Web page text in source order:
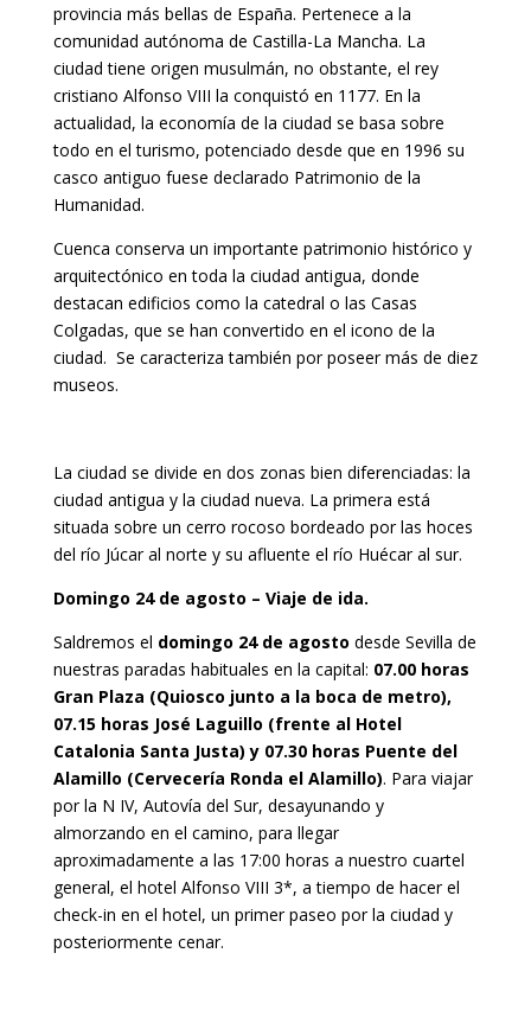
provincia más bellas de España. Pertenece a la
comunidad autónoma de Castilla-La Mancha. La
ciudad tiene origen musulmán, no obstante, el rey
cristiano Alfonso VIII la conquistó en 1177. En la
actualidad, la economía de la ciudad se basa sobre
todo en el turismo, potenciado desde que en 1996 su
casco antiguo fuese declarado Patrimonio de la
Humanidad.
Cuenca conserva un importante patrimonio histórico y
arquitectónico en toda la ciudad antigua, donde
destacan edificios como la catedral o las Casas
Colgadas, que se han convertido en el icono de la
ciudad. ​ Se caracteriza también por poseer más de diez
museos.
La ciudad se divide en dos zonas bien diferenciadas: la
ciudad antigua y la ciudad nueva. La primera está
situada sobre un cerro rocoso bordeado por las hoces
del río Júcar al norte y su afluente el río Huécar al sur.
Domingo 24 de agosto – Viaje de ida.
Saldremos el domingo 24 de agosto desde Sevilla de
nuestras paradas habituales en la capital: 07.00 horas
Gran Plaza (Quiosco junto a la boca de metro),
07.15 horas José Laguillo (frente al Hotel
Catalonia Santa Justa) y 07.30 horas Puente del
Alamillo (Cervecería Ronda el Alamillo). Para viajar
por la N IV, Autovía del Sur, desayunando y
almorzando en el camino, para llegar
aproximadamente a las 17:00 horas a nuestro cuartel
general, el hotel Alfonso VIII 3*, a tiempo de hacer el
check-in en el hotel, un primer paseo por la ciudad y
posteriormente cenar.